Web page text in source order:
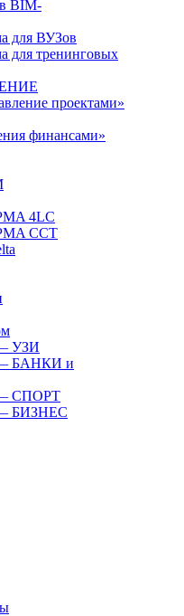
BIM-
для ВУЗов
для тренинговых
проектами»
финансами»
4LC
CCT
УЗИ
— БАНКИ и
— СПОРТ
— БИЗНЕС